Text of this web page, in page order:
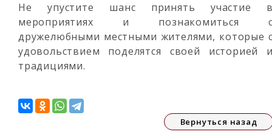
Не упустите шанс принять участие
мероприятиях и познакомиться
дружелюбными местными жителями, которые
удовольствием поделятся своей историей
традициями.
Вернуться назад